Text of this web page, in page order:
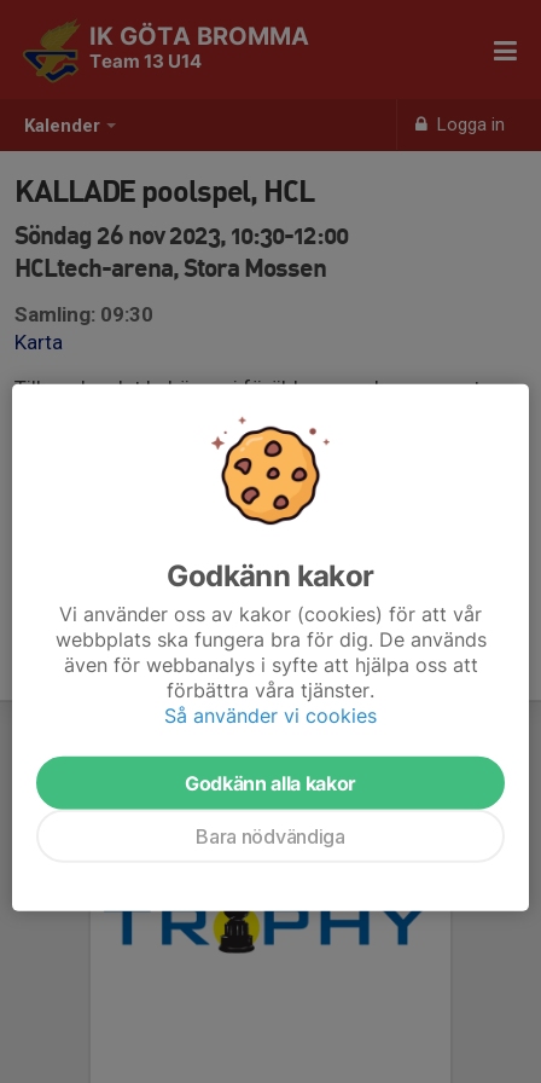
Kalender Logga in
IK GÖTA BROMMA
Team 13 U14
KALLADE poolspel, HCL
Söndag 26 nov 2023, 10:30-12:00
HCLtech-arena, Stora Mossen
Samling: 09:30
Karta
Till poolspelet behöver vi föräldrar som kan supporta
med att bygga planer och vi behöver minst två föräldrar i
Godkänn kakor
Vi använder oss av kakor (cookies) för att vår
webbplats ska fungera bra för dig. De används
även för webbanalys i syfte att hjälpa oss att
förbättra våra tjänster.
Så använder vi cookies
Godkänn alla kakor
Bara nödvändiga